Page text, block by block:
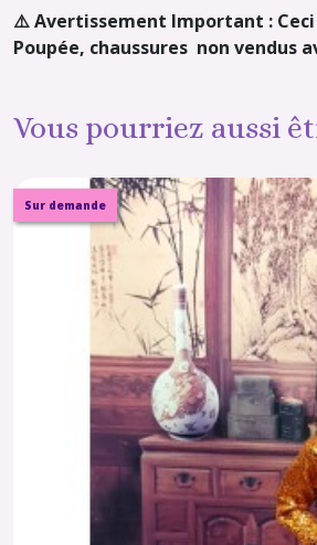
⚠️ Avertissement Important : Ceci
Poupée, chaussures non vendus
Vous pourriez aussi
Sur demande